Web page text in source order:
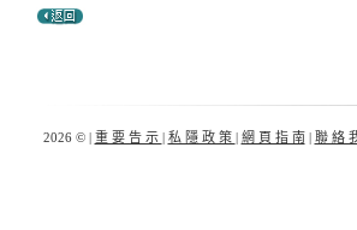
2026 © | 重 要 告 示 | 私 隱 政 策 | 網 頁 指 南| 聯 絡